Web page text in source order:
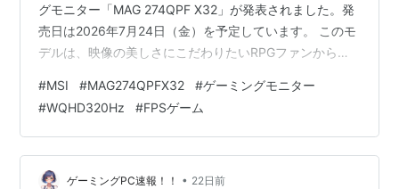
グモニター「MAG 274QPF X32」が発表されました。発
売日は2026年7月24日（金）を予定しています。 このモ
デルは、映像の美しさにこだわりたいRPGファンから、1
ーまで、幅広い層のニーズを満たすために設計された
「MAG」シリーズの決定版です。「解像度を上げるとフ
レームレートが下がる」「応答速度を優先すると画質が
落ちる」というこれまでの常識を覆す、隙のないスペッ
クを詳しくご紹介します。 驚異の「WQHD解像度
#MSI #MAG274QPFX32 #ゲーミングモニター
#WQHD320Hz #FPSゲーム
ゲーミングPC速報！！ • 22日前